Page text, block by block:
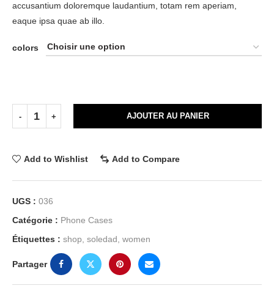
accusantium doloremque laudantium, totam rem aperiam,
eaque ipsa quae ab illo.
colors
AJOUTER AU PANIER
Add to Wishlist Add to Compare
UGS : 036
Catégorie : Phone Cases
Étiquettes : shop soledad women
Partager